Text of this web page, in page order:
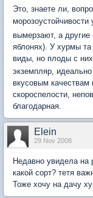
Это, знаете ли,
морозоустойчивости
вымерзают, а другие
яблонях). У хурмы та
виды, но плоды с
экземпляр,
вкусовым качествам
скороспелости,
благодарная.
Elein
29 Nov 2008
Недавно увидела на
какой сорт? тетя
Тоже хочу на дачу